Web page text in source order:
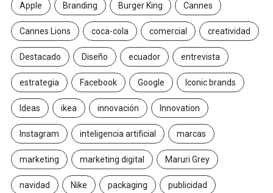
Apple Branding Burger King Cannes
Cannes Lions coca-cola comercial creatividad
Destacado Diseño ecuador entrevista
estrategia Facebook Google Iconic brands
Ideas ikea innovación Innovation
Instagram inteligencia artificial marcas
marketing marketing digital Maruri Grey
navidad Nike packaging publicidad